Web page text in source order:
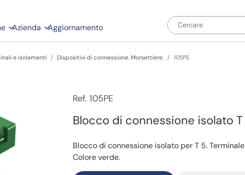
Azienda Aggiornamento
e isolamenti Dispositivi di connessione. Morsettiere. 105PE
Ref. 105PE
Blocco di connessione isolato T
Blocco di connessione isolato per T 5.
Colore verde.